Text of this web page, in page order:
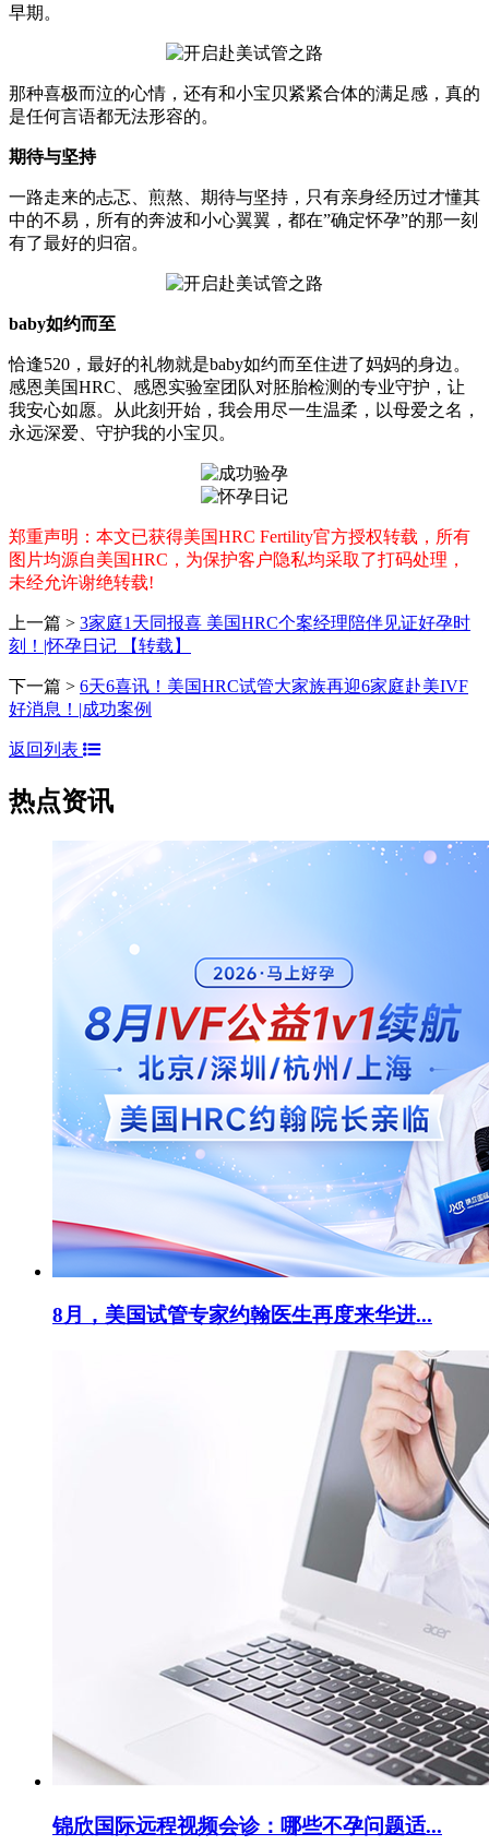
早期。
那种喜极而泣的心情，还有和小宝贝紧紧合体的满足感，真的
是任何言语都无法形容的。
期待与坚持
一路走来的忐忑、煎熬、期待与坚持，只有亲身经历过才懂其
中的不易，所有的奔波和小心翼翼，都在”确定怀孕”的那一刻
有了最好的归宿。
baby如约而至
恰逢520，最好的礼物就是baby如约而至住进了妈妈的身边。
感恩美国HRC、感恩实验室团队对胚胎检测的专业守护，让
我安心如愿。从此刻开始，我会用尽一生温柔，以母爱之名，
永远深爱、守护我的小宝贝。
郑重声明：本文已获得美国HRC Fertility官方授权转载，所有
图片均源自美国HRC，为保护客户隐私均采取了打码处理，
未经允许谢绝转载!
上一篇 > 3家庭1天同报喜 美国HRC个案经理陪伴见证好孕时
刻！|怀孕日记 【转载】
下一篇 > 6天6喜讯！美国HRC试管大家族再迎6家庭赴美IVF
好消息！|成功案例
返回列表
热点资讯
8月，美国试管专家约翰医生再度来华进...
锦欣国际远程视频会诊：哪些不孕问题适...